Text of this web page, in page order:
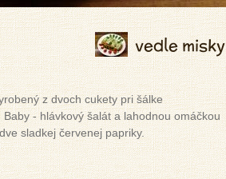
vedle misky
z dvoch cukety pri šálke
- hlávkový šalát a lahodnou omáčkou
sladkej červenej papriky.